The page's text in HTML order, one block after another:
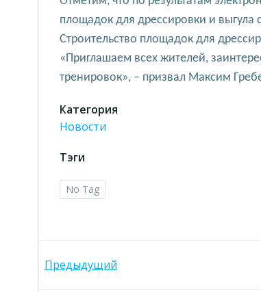
площадок для дрессировки и
Строительство площадок для
«Приглашаем всех жителей,
тренировок», – призвал Максим
Категория
Новости
Тэги
No Tag
Навигация
Предыдущий